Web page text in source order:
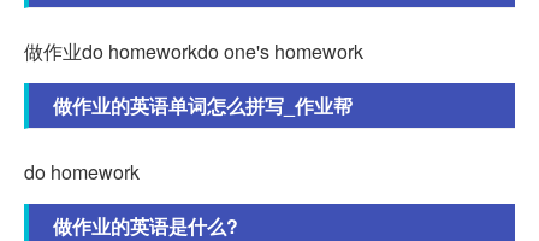
做作业do homeworkdo one's homework
做作业的英语单词怎么拼写_作业帮
do homework
做作业的英语是什么?